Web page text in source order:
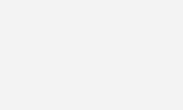
von Susan Liebold